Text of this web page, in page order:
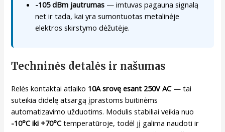
-105 dBm jautrumas — imtuvas pagauna signalą
net ir tada, kai yra sumontuotas metalinėje
elektros skirstymo dėžutėje.
Techninės detalės ir našumas
Relės kontaktai atlaiko 10A srovę esant 250V AC— tai
suteikia didelę atsargą įprastoms buitinėms
automatizavimo užduotims. Modulis stabiliai veikia nuo
-10°C iki +70°Ctemperatūroje, todėl jį galima naudoti ir